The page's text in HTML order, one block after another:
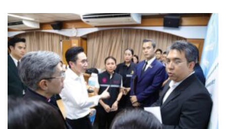
August 7, 2026 - 22:00 โดย พรรคเพื่อไทย